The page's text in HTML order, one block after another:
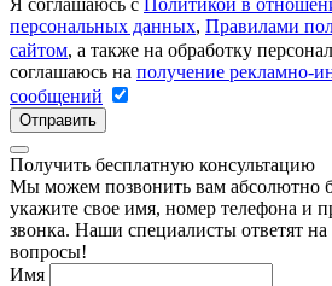
персональных данных, Правилами
сайтом, а также на обработку
соглашаюсь на получение рекламно-
сообщений
Отправить
Получить бесплатную консультацию
Мы можем позвонить вам абсолютно
укажите свое имя, номер телефона и
звонка. Наши специалисты ответят
вопросы!
Имя